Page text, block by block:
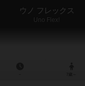
ウノ フレックス
Uno Flex!